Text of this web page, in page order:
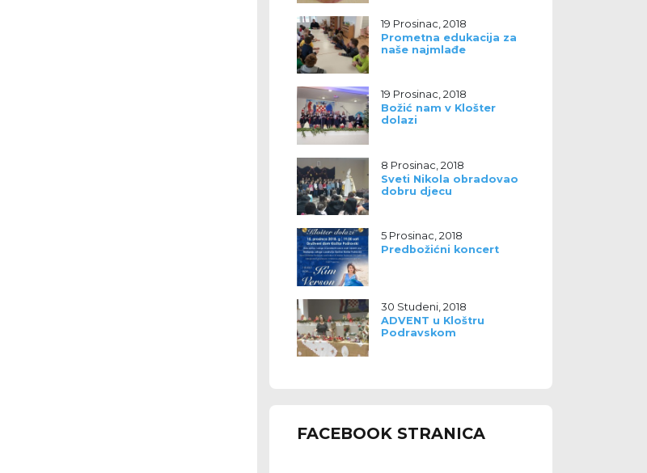
19 Prosinac, 2018
Prometna edukacija za
naše najmlađe
19 Prosinac, 2018
Božić nam v Klošter
dolazi
8 Prosinac, 2018
Sveti Nikola obradovao
dobru djecu
5 Prosinac, 2018
Predbožićni koncert
30 Studeni, 2018
ADVENT u Kloštru
Podravskom
FACEBOOK STRANICA